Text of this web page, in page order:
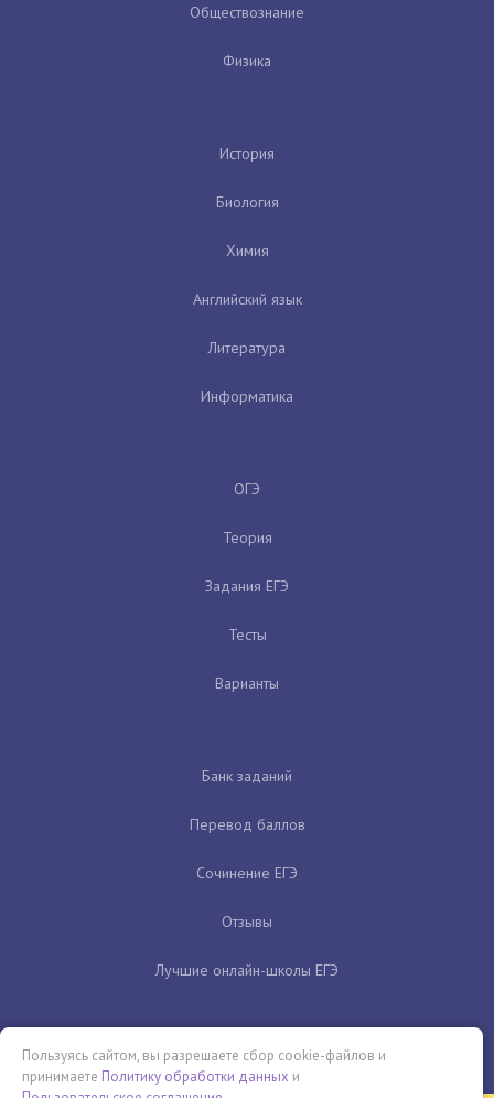
Обществознание
Физика
История
Биология
Химия
Английский язык
Литература
Информатика
ОГЭ
Теория
Задания ЕГЭ
Тесты
Варианты
Банк заданий
Перевод баллов
Сочинение ЕГЭ
Отзывы
Лучшие онлайн-школы ЕГЭ
Пользуясь сайтом, вы разрешаете сбор cookie-файлов и
принимаете Политику обработки данных и